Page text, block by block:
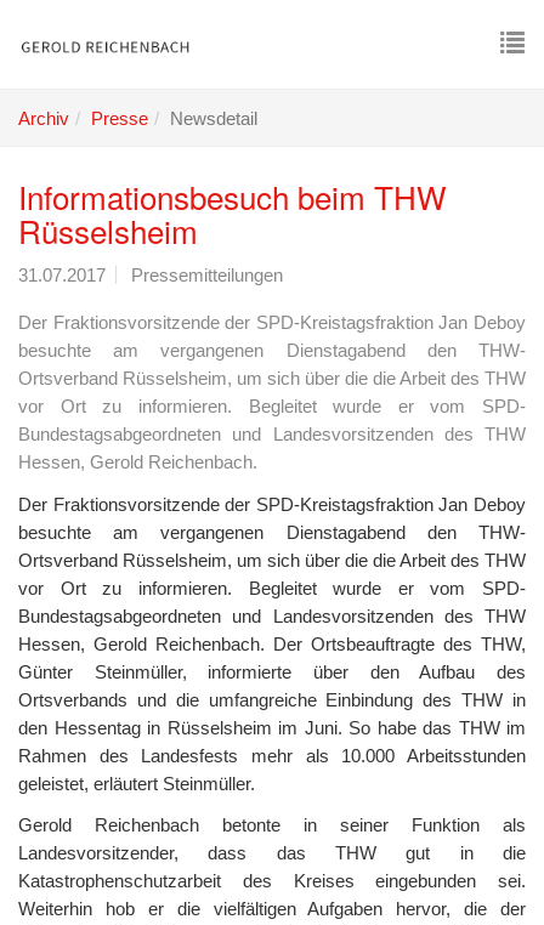
Archiv Presse Newsdetail
Informationsbesuch beim THW
Rüsselsheim
31.07.2017 Pressemitteilungen
Der Fraktionsvorsitzende der SPD-Kreistagsfraktion Jan Deboy
besuchte am vergangenen Dienstagabend den THW-
Ortsverband Rüsselsheim, um sich über die die Arbeit des THW
vor Ort zu informieren. Begleitet wurde er vom SPD-
Bundestagsabgeordneten und Landesvorsitzenden des THW
Hessen, Gerold Reichenbach.
Der Fraktionsvorsitzende der SPD-Kreistagsfraktion Jan Deboy
besuchte am vergangenen Dienstagabend den THW-
Ortsverband Rüsselsheim, um sich über die die Arbeit des THW
vor Ort zu informieren. Begleitet wurde er vom SPD-
Bundestagsabgeordneten und Landesvorsitzenden des THW
Hessen, Gerold Reichenbach. Der Ortsbeauftragte des THW,
Günter Steinmüller, informierte über den Aufbau des
Ortsverbands und die umfangreiche Einbindung des THW in
den Hessentag in Rüsselsheim im Juni. So habe das THW im
Rahmen des Landesfests mehr als 10.000 Arbeitsstunden
geleistet, erläutert Steinmüller.
Gerold Reichenbach betonte in seiner Funktion als
Landesvorsitzender, dass das THW gut in die
Katastrophenschutzarbeit des Kreises eingebunden sei.
Weiterhin hob er die vielfältigen Aufgaben hervor, die der